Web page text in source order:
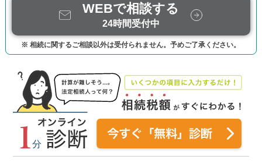
WEBで相談する
24時間受付中
※ 相続に関するご相談以外は受付られません。予めご了承ください。